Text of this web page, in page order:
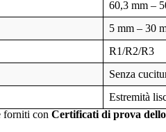
60,3 mm –
5 mm – 30
R1/R2/R3
Senza
Estremità
forniti conCertificati di prova